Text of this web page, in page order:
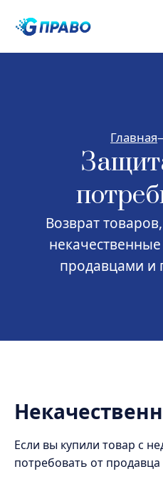
Защита
Возврат товаров,
некачественные
продавцами и
Если вы купили товар с
потребовать от